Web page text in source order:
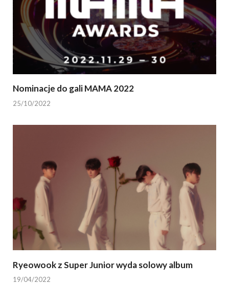
Nominacje do gali MAMA 2022
25/10/2022
Ryeowook z Super Junior wyda solowy album
19/04/2022